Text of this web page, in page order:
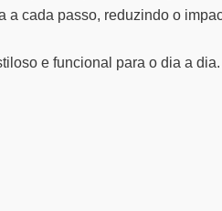
a cada passo, reduzindo o
e funcional para o dia a dia.